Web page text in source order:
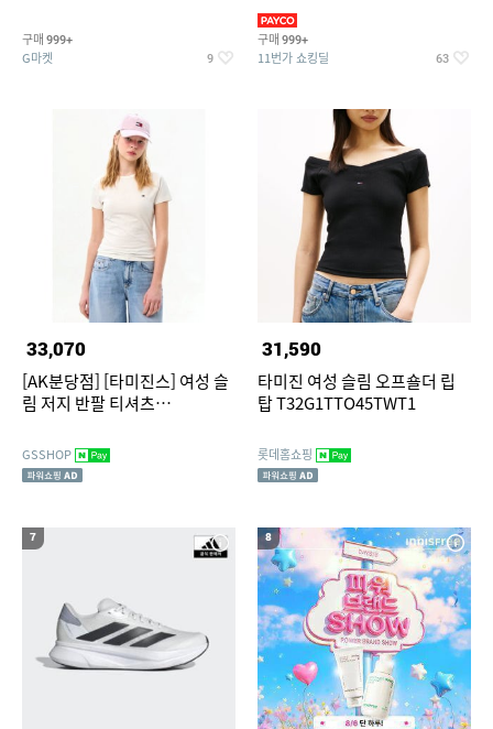
구매 999+
G마켓 9
구매 999+
11번가 쇼킹딜 63
33,070
[AK분당점] [타미진스] 여성 슬
림 저지 반팔 티셔츠
GSSHOP
31,590
타미진 여성 슬림 오프숄더 립
탑 T32G1TTO45TWT1
롯데홈쇼핑
7 8